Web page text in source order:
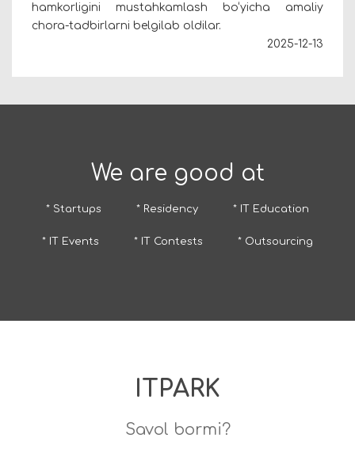
hamkorligini mustahkamlash bo‘yicha amaliy
chora-tadbirlarni belgilab oldilar.
2025-12-13
We are good at
* Startups * Residency * IT Education
* IT Events * IT Contests * Outsourcing
ITPARK
Savol bormi?